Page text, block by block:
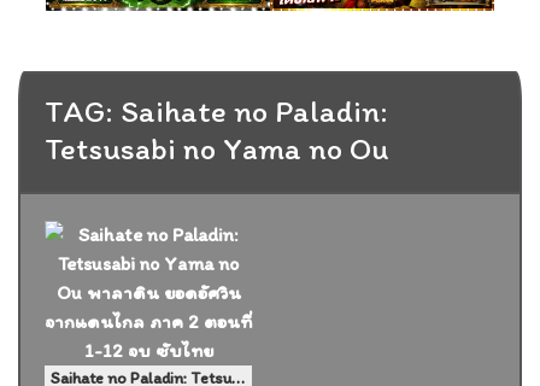
TAG: Saihate no Paladin:
Tetsusabi no Yama no Ou
Saihate no Paladin: Tetsusabi no Yama no Ou พาลาดิน ยอดอัศวินจากแดนไกล ภาค 2 ตอนที่ 1-12 จบ ซับไทย